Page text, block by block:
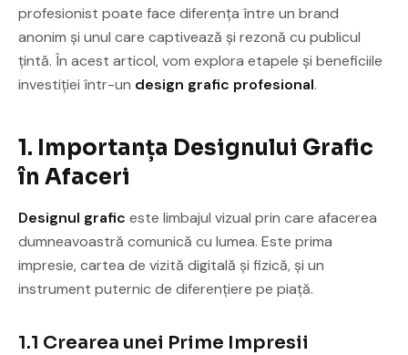
profesionist poate face diferența între un brand
anonim și unul care captivează și rezonă cu publicul
țintă. În acest articol, vom explora etapele și beneficiile
investiției într-un design grafic profesional.
1. Importanța Designului Grafic
în Afaceri
Designul grafic este limbajul vizual prin care afacerea
dumneavoastră comunică cu lumea. Este prima
impresie, cartea de vizită digitală și fizică, și un
instrument puternic de diferențiere pe piață.
1.1 Crearea unei Prime Impresii